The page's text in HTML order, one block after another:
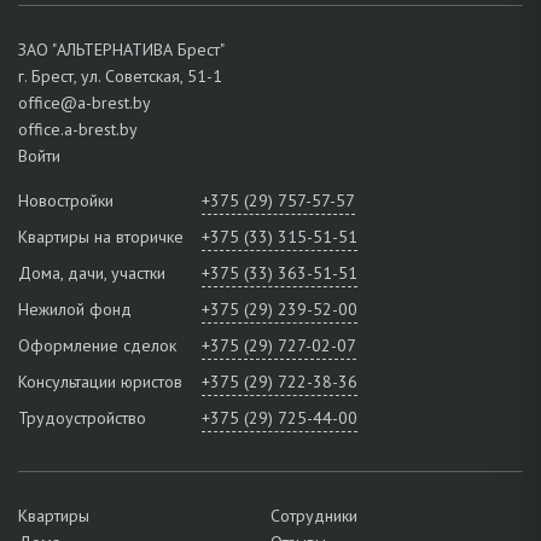
ЗАО "АЛЬТЕРНАТИВА Брест"
г. Брест, ул. Советская, 51-1
office@a-brest.by
office.a-brest.by
Войти
Новостройки
+375 (29) 757-57-57
Квартиры на вторичке
+375 (33) 315-51-51
Дома, дачи, участки
+375 (33) 363-51-51
Нежилой фонд
+375 (29) 239-52-00
Оформление сделок
+375 (29) 727-02-07
Консультации юристов
+375 (29) 722-38-36
Трудоустройство
+375 (29) 725-44-00
Квартиры
Сотрудники